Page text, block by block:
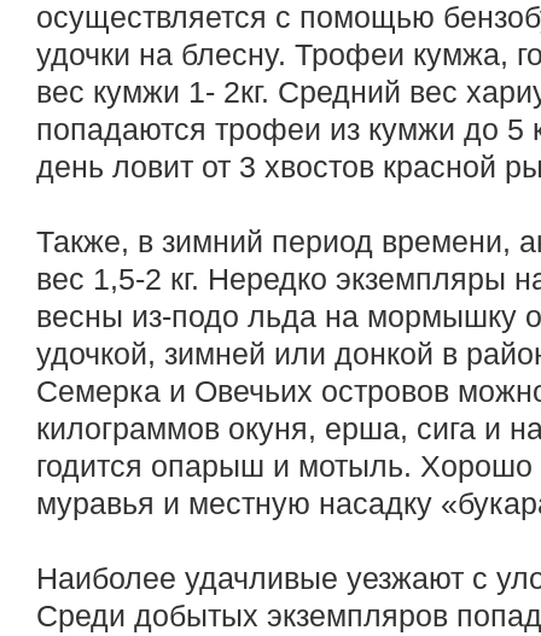
осуществляется с помощью
удочки на блесну. Трофеи кумжа,
вес кумжи 1- 2кг. Средний вес
попадаются трофеи из кумжи до 5
день ловит от 3 хвостов красной
Также, в зимний период времени,
вес 1,5-2 кг. Нередко экземпляры
весны из-подо льда на мормышку
удочкой, зимней или донкой в
Семерка и Овечьих островов
килограммов окуня, ерша, сига и
годится опарыш и мотыль. Хорошо
муравья и местную насадку
Наиболее удачливые уезжают с
Среди добытых экземпляров